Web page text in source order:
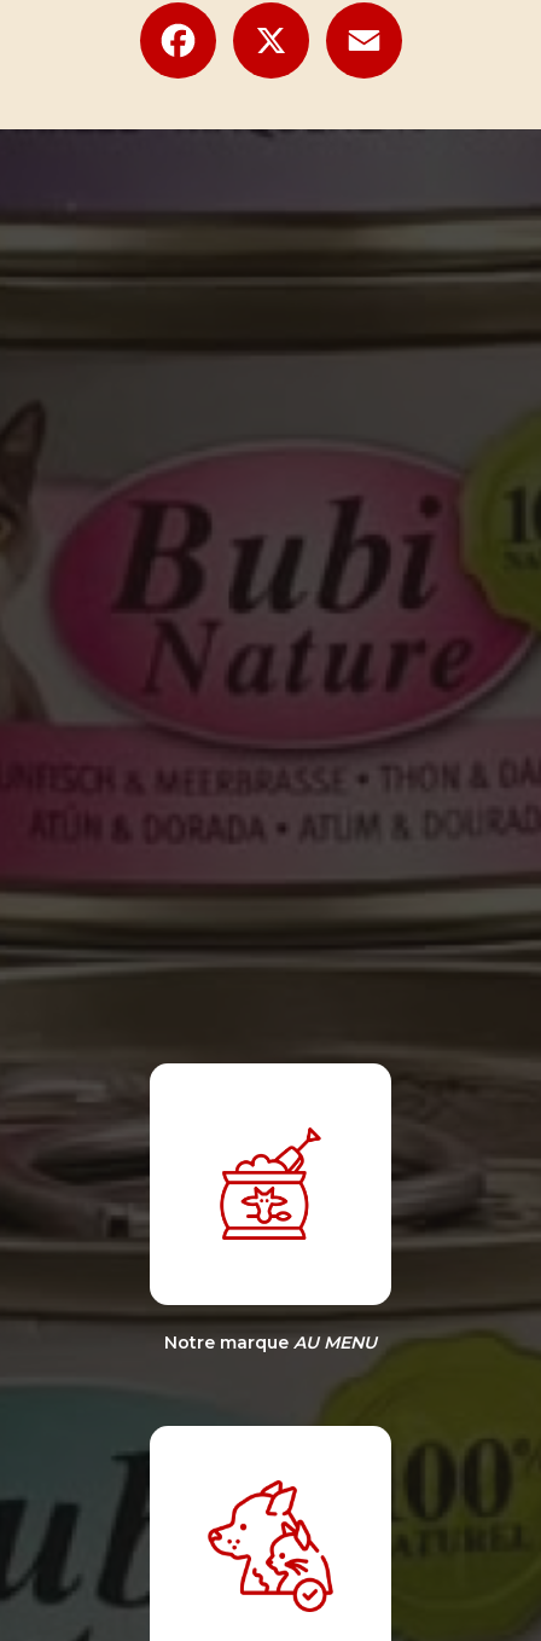
Facebook
Notre marque AU MENU